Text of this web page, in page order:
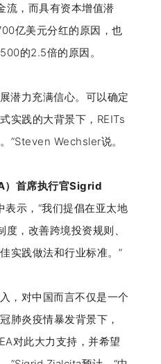
流，而具有资本增值潜
亿美元分红的原因，也
的2.5倍的原因。
潜力充满信心。可以确定
实践的大背景下，REITs
”Steven Wechsler说。
）首席执行官Sigrid
表示，“我们提倡在亚太地
，改善跨境投资规则、
实践做法和行业标准。”
，对中国而言不仅是一个
肺炎疫情暴发背景下，
对此大力支持，并希望